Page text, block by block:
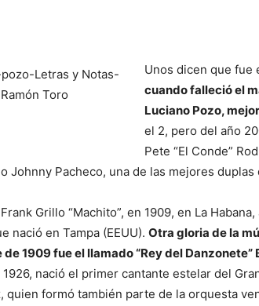
Unos dicen que fue
cuando falleció el
Luciano Pozo,
el 2, pero del año
Pete “El Conde”
Johnny Pacheco, una de las mejores duplas
Grillo “Machito”, en 1909, en La
nació en Tampa (EEUU). Otra gloria de la
1909 fue el llamado “Rey del
nació el primer cantante estelar del
quien formó también parte de la orquesta